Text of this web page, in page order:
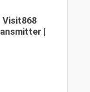
Visit868
|